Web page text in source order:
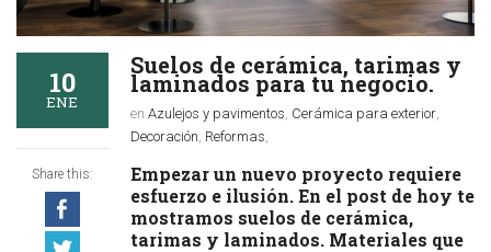
10
ENE
Share this:
Suelos de cerámica, tarimas y
laminados para tu negocio.
en Azulejos y pavimentos Cerámica para exterior,
Decoración Reformas
Empezar un nuevo proyecto requiere
esfuerzo e ilusión. En el post de hoy te
mostramos suelos de cerámica,
tarimas y laminados. Materiales que